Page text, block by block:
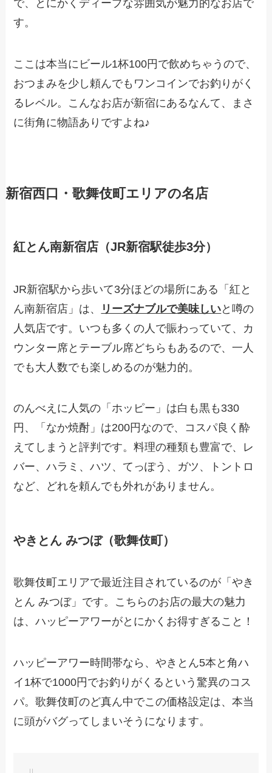
で、とにかくディープな雰囲気が魅力的なお店で
す。
ここは本当にビール1杯100円で飲めちゃうので、
おつまみを少し頼んでもワンコインでお釣りがく
るレベル。こんなお店が新宿にあるなんて、まさ
に街角に物語ありですよね♪
新宿西口・歌舞伎町エリアの名店
紅とん南新宿店（JR新宿駅徒歩3分）
JR新宿駅から歩いて3分ほどの場所にある「紅と
ん南新宿店」は、
リーズナブルで美味しいと噂の
人気店です。いつも多くの人で賑わっていて、カ
ウンター席とテーブル席どちらもあるので、一人
でも大人数でも楽しめるのが魅力的。
のんべえに人気の「ホッピー」は白も黒も330
円、「なか焼酎」は200円なので、コスパ良く酔
えてしまうと評判です。料理の種類も豊富で、レ
バー、ハラミ、ハツ、てっぽう、ガツ、トントロ
など、どれを頼んでも外れがありません。
やきとん みつぼ（歌舞伎町）
歌舞伎町エリアで最近注目されているのが「やき
とん みつぼ」です。こちらのお店の最大の魅力
は、ハッピーアワーがとにかくお得すぎること！
ハッピーアワー時間帯なら、やきとん5本と角ハ
イ1杯で1000円でお釣りがくるという驚異のコス
パ。歌舞伎町のど真ん中でこの価格設定は、本当
に頭がバグってしまいそうになります。